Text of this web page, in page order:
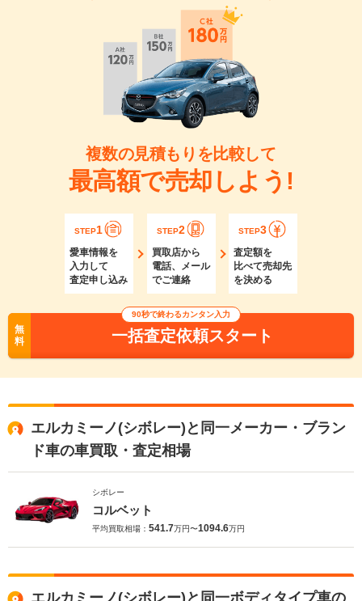
複数の見積もりを比較して
最高額で売却しよう!
STEP1
愛車情報を
入力して
査定申し込み
STEP2
買取店から
電話、メール
でご連絡
STEP3
査定額を
比べて売却先
を決める
無
料
90秒で終わるカンタン入力
一括査定依頼スタート
エルカミーノ(シボレー)と同一メーカー・ブラン
ド車の車買取・査定相場
シボレー
コルベット
平均買取相場： 541.7万円〜1094.6万円